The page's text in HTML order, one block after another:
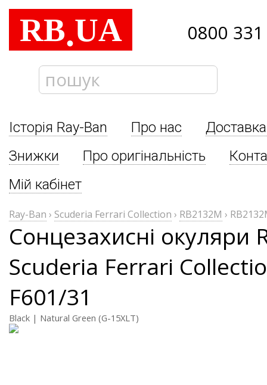
RB.UA 0800
Історія Ray-Ban Про нас
Знижки
Про оригінальність
Мій кабінет
Ray-Ban › Scuderia Ferrari Collection › RB2132M ›
Сонцезахисні окуляри
Scuderia Ferrari
F601/31
Black | Natural Green (G-15XLT)